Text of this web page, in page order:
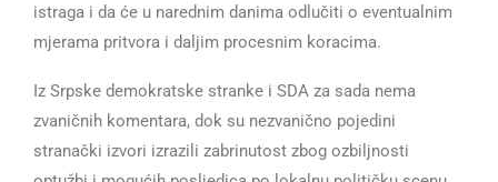
istraga i da će u narednim danima odlučiti o eventualnim
mjerama pritvora i daljim procesnim koracima.
Iz Srpske demokratske stranke i SDA za sada nema
zvaničnih komentara, dok su nezvanično pojedini
stranački izvori izrazili zabrinutost zbog ozbiljnosti